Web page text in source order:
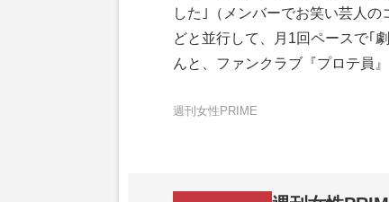
した｣（メンバーでお笑い芸人
どと並行して、月1回ペースで｢
んと、ファンクラブ『プロテ員
週刊女性PRIME